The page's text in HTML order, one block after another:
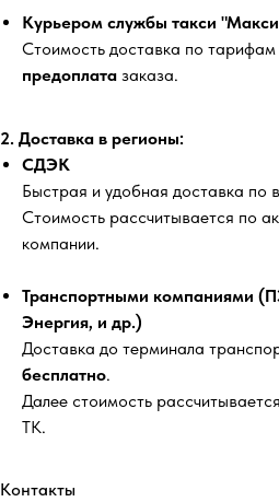
Курьером службы такси
Стоимость доставка по тарифам
предоплата заказа.
2. Доставка в регионы:
СДЭК
Быстрая и удобная доставка по
Стоимость рассчитывается по
компании.
Транспортными компаниями
Энергия, и др.)
Доставка до терминала
бесплатно.
Далее стоимость
ТК.
Контакты